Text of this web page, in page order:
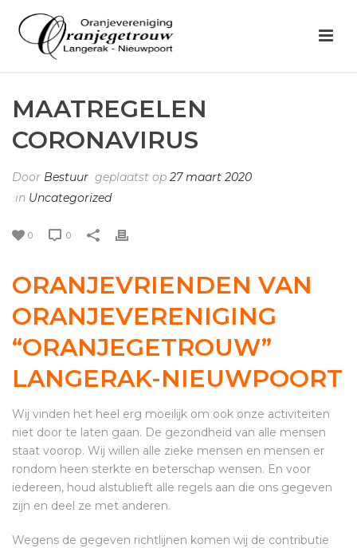
MAATREGELEN
CORONAVIRUS
Door Bestuur geplaatst op 27 maart 2020
in Uncategorized
0 0
ORANJEVRIENDEN VAN
ORANJEVERENIGING
“ORANJEGETROUW”
LANGERAK-NIEUWPOORT
Wij vinden het heel erg moeilijk om ook onze activiteiten
niet door te laten gaan. De gezondheid van alle mensen
staat voorop. Wij willen alle zieke mensen en mensen er
rondom heen sterkte en beterschap wensen. En voor
iedereen, houd alstublieft alle regels aan die ons gegeven
zijn en deel ze met anderen.
Wegens de gegeven richtlijnen komen wij de contributie